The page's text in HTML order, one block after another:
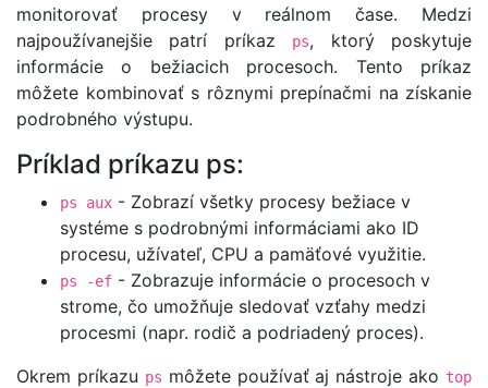
monitorovať procesy v reálnom čase. Medzi
najpoužívanejšie patrí príkaz
ps, ktorý poskytuje
informácie o bežiacich procesoch. Tento príkaz
môžete kombinovať s rôznymi prepínačmi na získanie
podrobného výstupu.
Príklad príkazu ps:
ps aux - Zobrazí všetky procesy bežiace v
systéme s podrobnými informáciami ako ID
procesu, užívateľ, CPU a pamäťové využitie.
ps -ef - Zobrazuje informácie o procesoch v
strome, čo umožňuje sledovať vzťahy medzi
procesmi (napr. rodič a podriadený proces).
Okrem príkazu ps môžete používať aj nástroje ako top